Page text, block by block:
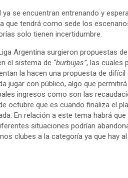
se encuentran entrenando y
que tendrá como sede los
solo tienen incertidumbre.
Argentina surgieron propuestas
el sistema de ‘‘burbujas’’, las cuales
la hacen una propuesta de
jugar con público, algo que
ingresos como son las
octubre que es cuando finaliza el
En relación a este tema habrá
situaciones podrían
clubes a la categoría ya que hay